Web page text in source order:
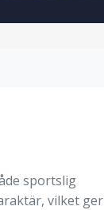
sportslig
vilket ger